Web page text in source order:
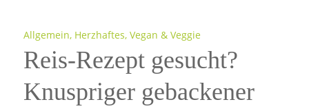
Allgemein, Herzhaftes, Vegan & Veggie
Reis-Rezept gesucht?
Knuspriger gebackener